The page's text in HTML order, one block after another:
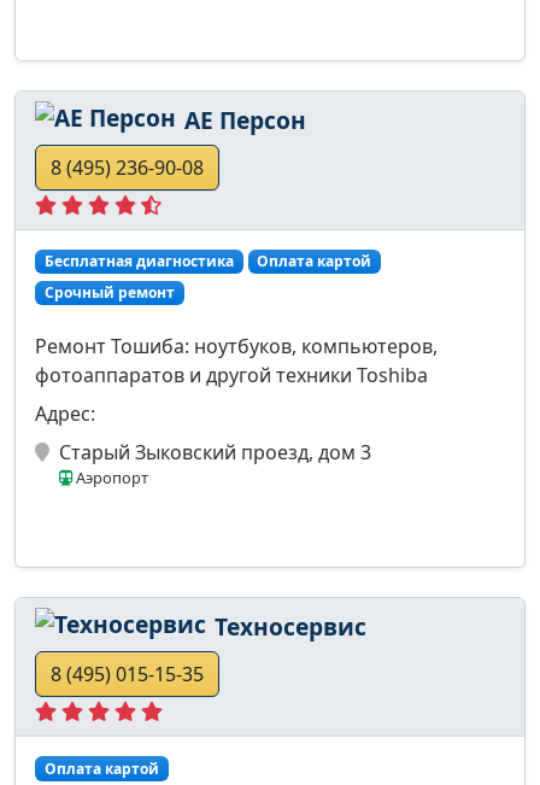
АЕ Персон
8 (495) 236-90-08
Бесплатная диагностика
Оплата картой
Срочный ремонт
Ремонт Тошиба: ноутбуков, компьютеров,
фотоаппаратов и другой техники Toshiba
Адрес:
Старый Зыковский проезд, дом 3
Аэропорт
Техносервис
8 (495) 015-15-35
Оплата картой